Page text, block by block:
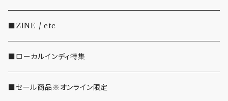
・SHOEGAZE/DREAMPOP/POST ROCK
・OTHER(LOUD/JUNK/RAP/ etc...)
■ZINE / etc
■ローカルインディ特集
■セール商品※オンライン限定